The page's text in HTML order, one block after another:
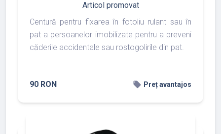
Articol promovat
Centură pentru fixarea în fotoliu rulant sau în
pat a persoanelor imobilizate pentru a preveni
căderile accidentale sau rostogolirile din pat.
90 RON local_offer Preț avantajos